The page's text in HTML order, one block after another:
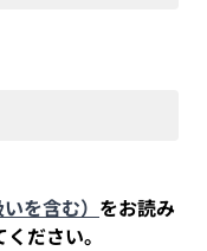
を含む） をお読み
ださい。